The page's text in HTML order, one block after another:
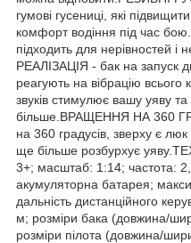
гумові гусениці, які
комфорт водіння під час
підходить для нерівностей
РЕАЛІЗАЦІЯ - бак на запуск
реагують на вібрацію всього
звуків стимулює вашу уяву
більше.ВРАЩЕННЯ НА 360
на 360 градусів, зверху є
ще більше розбурхує
3+; масштаб: 1:14; частота:
акумуляторна батарея;
дальність дистанційного
м; розміри бака (довжина/
розміри пілота (довжина/